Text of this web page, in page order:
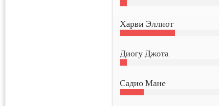
Харви Эллиот
Диогу Джота
Садио Мане